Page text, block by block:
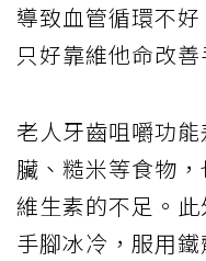
導致血管循環不
只好靠維他命改善
老人牙齒咀嚼功
臟、糙米等食物
維生素的不足。
手腳冰冷，服用